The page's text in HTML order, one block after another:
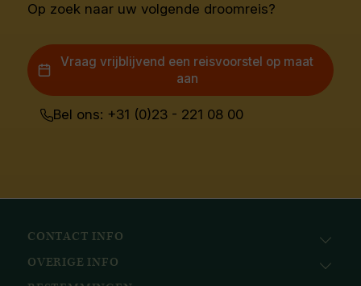
Op zoek naar uw volgende droomreis?
Vraag vrijblijvend een reisvoorstel op maat
aan
Bel ons: +31 (0)23 - 221 08 00
CONTACT INFO
Avila Reizen
OVERIGE INFO